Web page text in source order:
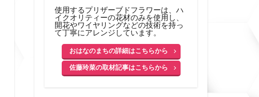
使用するプリザーブドフラワーは、ハ
イクオリティーの花材のみを使用し、
開花やワイヤリングなどの技術を持っ
て丁寧にアレンジしています。
おはなのまちの詳細はこちらから
佐藤玲菜の取材記事はこちらから